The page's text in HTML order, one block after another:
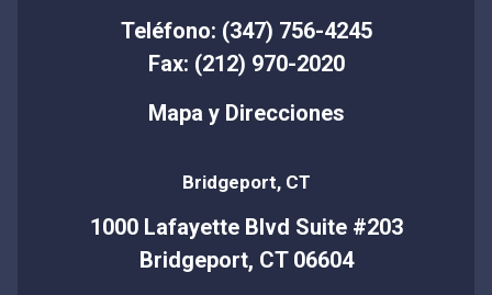
Teléfono: (347) 756-4245
Fax: (212) 970-2020
Mapa y Direcciones
Bridgeport, CT
1000 Lafayette Blvd Suite #203
Bridgeport, CT 06604